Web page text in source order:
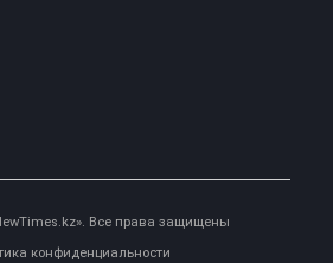
Все права защищены
конфиденциальности